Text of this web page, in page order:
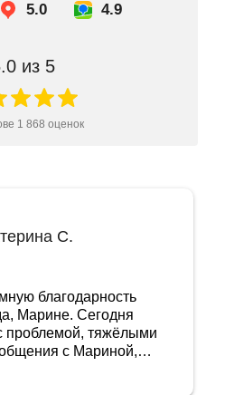
5.0 4.9
из 5
1 868 оценок
С.
благодарность
Марине. Сегодня
проблемой, тяжёлыми
с Мариной,